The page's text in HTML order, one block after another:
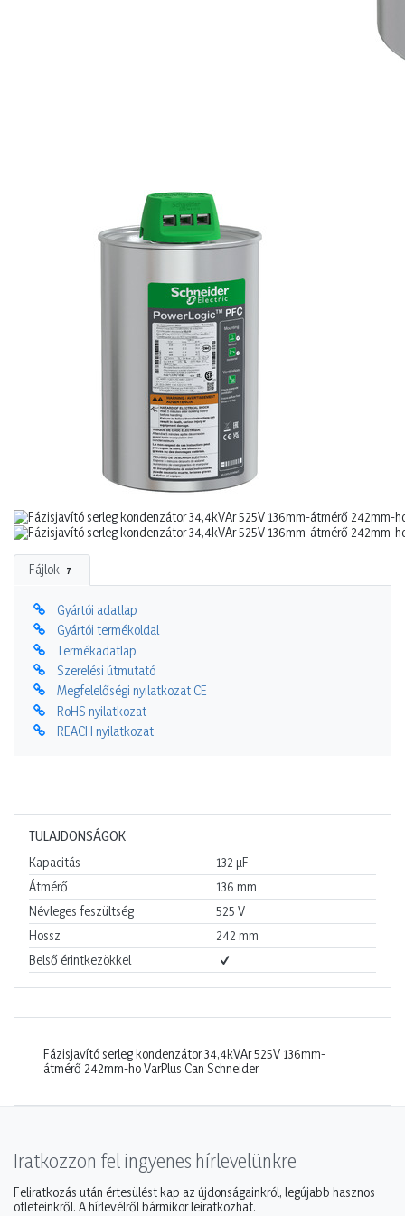
Fájlok 7
Gyártói adatlap
Gyártói termékoldal
Termékadatlap
Szerelési útmutató
Megfelelőségi nyilatkozat CE
RoHS nyilatkozat
REACH nyilatkozat
TULAJDONSÁGOK
Kapacitás
132 µF
Átmérő
136 mm
Névleges feszültség
525 V
Hossz
242 mm
Belső érintkezökkel
Fázisjavító serleg kondenzátor 34,4kVAr 525V 136mm-
átmérő 242mm-ho VarPlus Can Schneider
Iratkozzon fel ingyenes hírlevelünkre
Feliratkozás után értesülést kap az újdonságainkról, legújabb hasznos
ötleteinkről. A hírlevélről bármikor leiratkozhat.